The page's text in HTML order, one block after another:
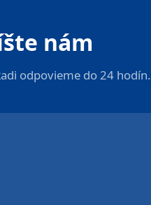
nám
odpovieme do 24 hodín.